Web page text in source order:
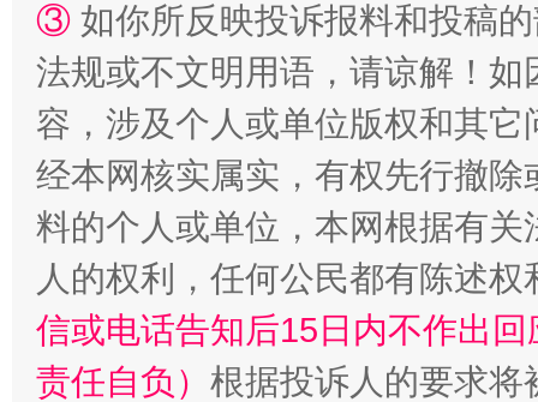
“蜀中异人”王建安的艺术幻境
③ 如你所反映投诉报料和投稿
法规或不文明用语，请谅解！
容，涉及个人或单位版权和其它
经本网核实属实，有权先行撤
料的个人或单位，本网根据有
人的权利，任何公民都有陈述
信或电话告知后15日内不作出
责任自负） 根据投诉人的要求将